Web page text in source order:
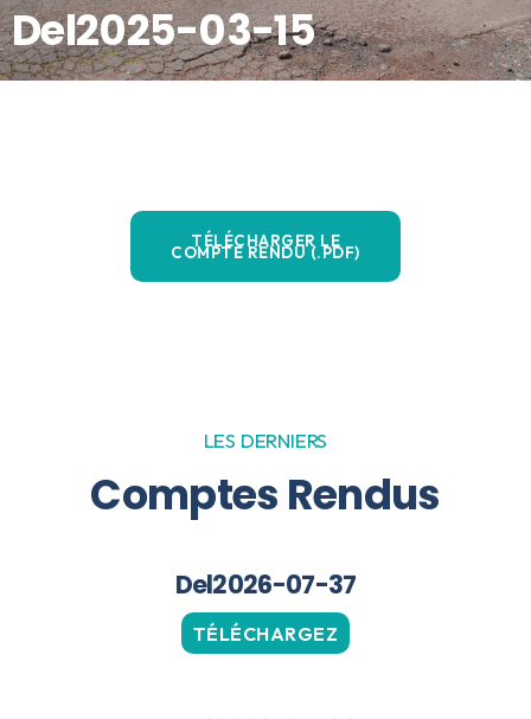
Del2025-03-15
TÉLÉCHARGER LE
COMPTE RENDU (.PDF)
LES DERNIERS
Comptes Rendus
Del2026-07-37
TÉLÉCHARGEZ